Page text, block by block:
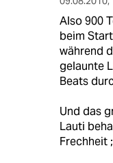
Also 900
beim
während
gelaunte
Beats
Und das
Lauti
Frechheit